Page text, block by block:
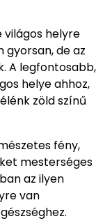
világos helyre
gyorsan, de az
A legfontosabb,
helye ahhoz,
zöld színű
fény,
mesterséges
az ilyen
van